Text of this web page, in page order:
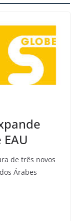
de três novos
Árabes